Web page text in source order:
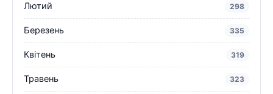
Лютий 298
Березень 335
Квітень 319
Травень 323